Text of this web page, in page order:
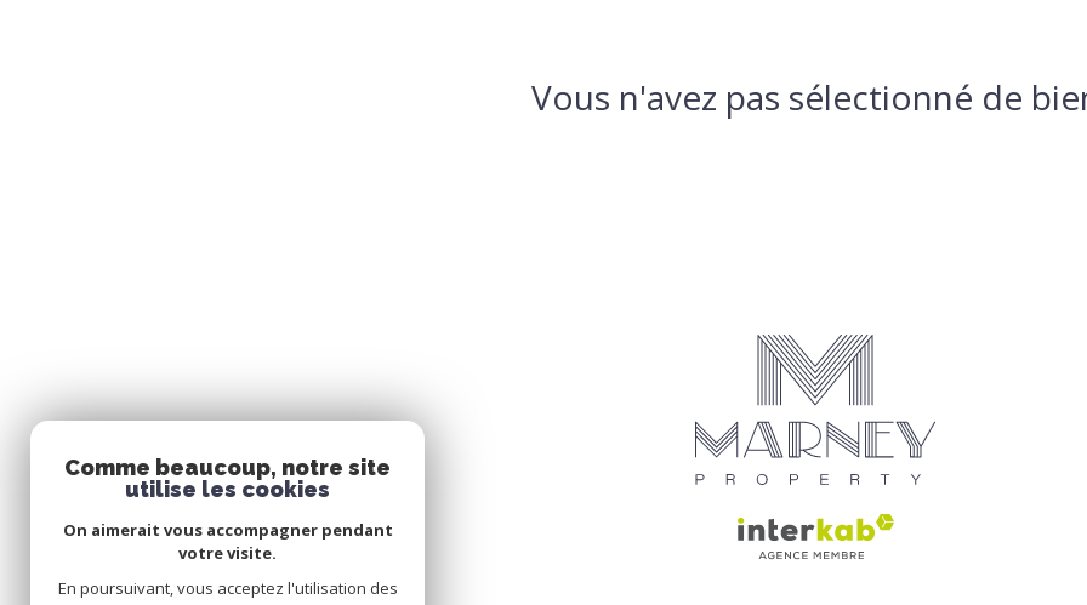
Vous n'avez pas sélectionné de
Comme beaucoup, notre site
utilise les cookies
On aimerait vous accompagner pendant
votre visite.
En poursuivant, vous acceptez l'utilisation des